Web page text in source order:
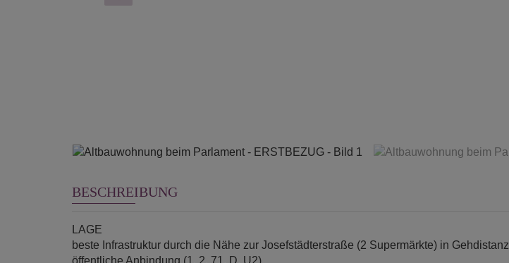
BESCHREIBUNG
LAGE
beste Infrastruktur durch die Nähe zur Josefstädterstraße (2 Supermärkte) in Gehdistanz
öffentliche Anbindung (1, 2, 71, D, U2)